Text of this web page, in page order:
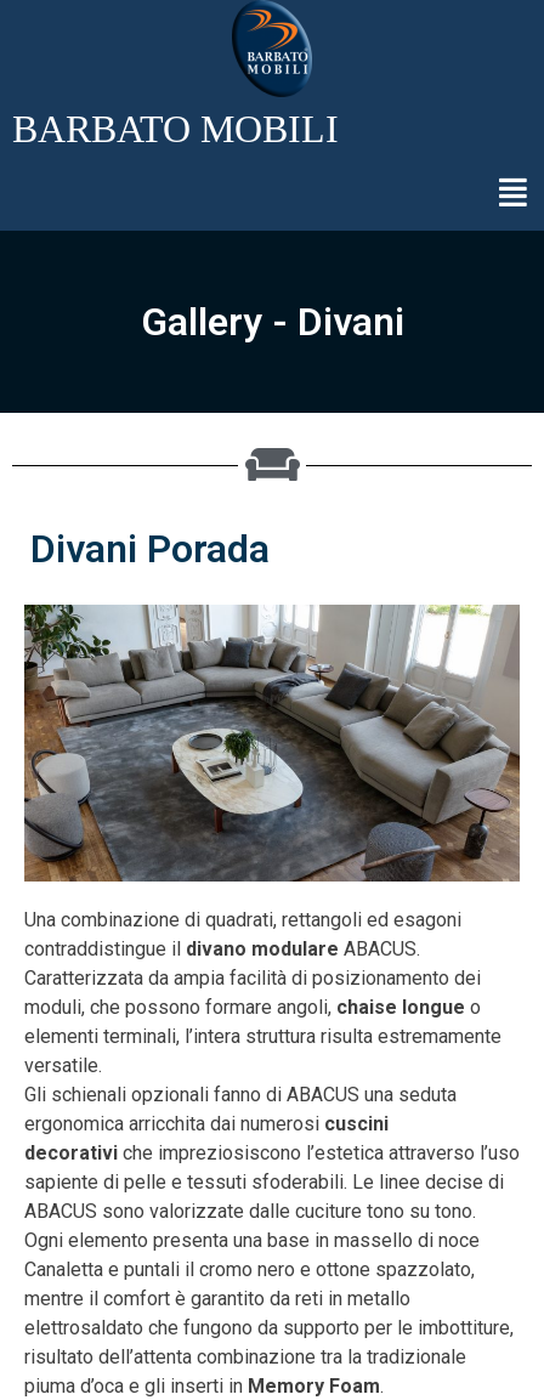
BARBATO MOBILI
Gallery - Divani
Divani Porada
Una combinazione di quadrati, rettangoli ed esagoni
contraddistingue il divano modulare ABACUS.
Caratterizzata da ampia facilità di posizionamento dei
moduli, che possono formare angoli, chaise longue o
elementi terminali, l’intera struttura risulta estremamente
versatile.
Gli schienali opzionali fanno di ABACUS una seduta
ergonomica arricchita dai numerosi cuscini
decorativi che impreziosiscono l’estetica attraverso l’uso
sapiente di pelle e tessuti sfoderabili. Le linee decise di
ABACUS sono valorizzate dalle cuciture tono su tono.
Ogni elemento presenta una base in massello di noce
Canaletta e puntali il cromo nero e ottone spazzolato,
mentre il comfort è garantito da reti in metallo
elettrosaldato che fungono da supporto per le imbottiture,
risultato dell’attenta combinazione tra la tradizionale
piuma d’oca e gli inserti in Memory Foam.